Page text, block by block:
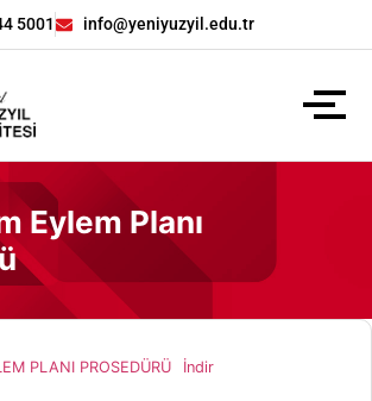
5001 info@yeniyuzyil.edu.tr
Eylem Planı
PLANI PROSEDÜRÜ İndir